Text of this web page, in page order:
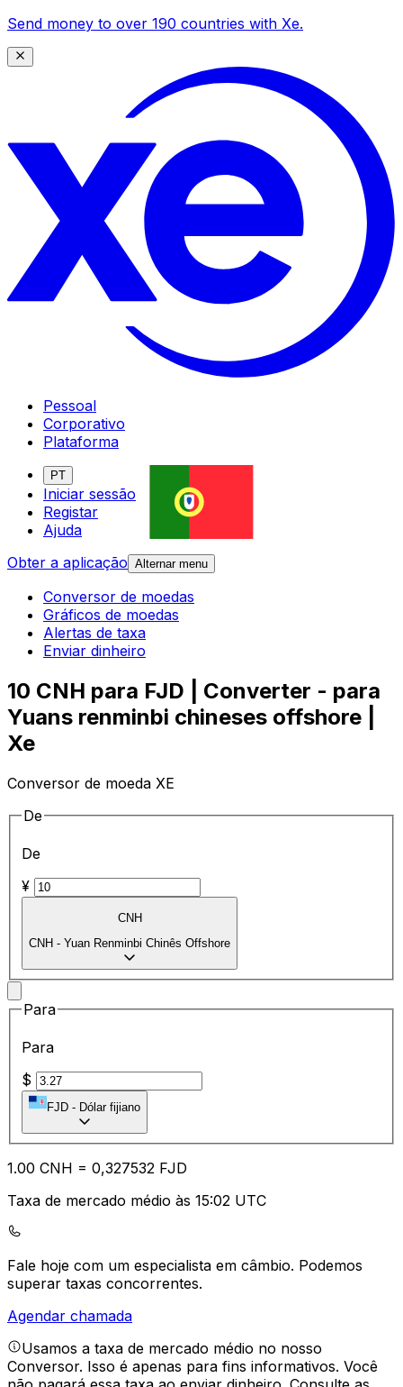
Send money to over 190 countries with Xe.
Pessoal
Corporativo
Plataforma
PT
Iniciar sessão
Registar
Ajuda
Obter a aplicação Alternar menu
Conversor de moedas
Gráficos de moedas
Alertas de taxa
Enviar dinheiro
10 CNH para FJD | Converter - para
Yuans renminbi chineses offshore |
Xe
Conversor de moeda XE
De
De
¥
CNH
CNH - Yuan Renminbi Chinês Offshore
Para
Para
$
FJD - Dólar fijiano
1.00 CNH = 0,327532 FJD
Taxa de mercado médio às 15:02 UTC
Fale hoje com um especialista em câmbio. Podemos
superar taxas concorrentes.
Agendar chamada
Usamos a taxa de mercado médio no nosso
Conversor. Isso é apenas para fins informativos. Você